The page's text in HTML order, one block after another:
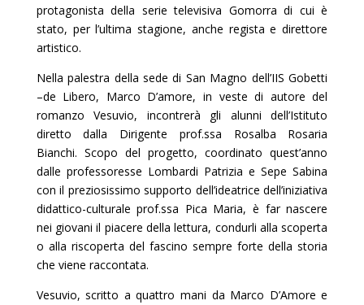
protagonista della serie televisiva Gomorra di cui è
stato, per l’ultima stagione, anche regista e direttore
artistico.
Nella palestra della sede di San Magno dell’IIS Gobetti
–de Libero, Marco D’amore, in veste di autore del
romanzo Vesuvio, incontrerà gli alunni dell’Istituto
diretto dalla Dirigente prof.ssa Rosalba Rosaria
Bianchi. Scopo del progetto, coordinato quest’anno
dalle professoresse Lombardi Patrizia e Sepe Sabina
con il preziosissimo supporto dell’ideatrice dell’iniziativa
didattico-culturale prof.ssa Pica Maria, è far nascere
nei giovani il piacere della lettura, condurli alla scoperta
o alla riscoperta del fascino sempre forte della storia
che viene raccontata.
Vesuvio, scritto a quattro mani da Marco D’Amore e